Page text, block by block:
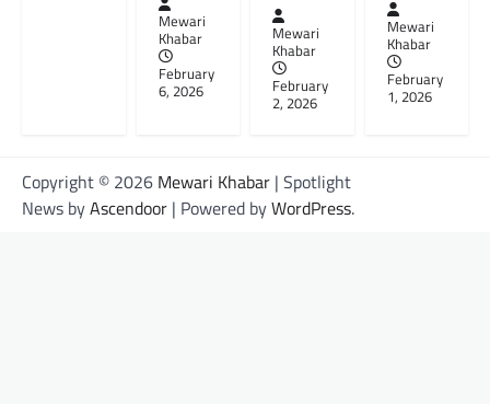
Mewari
Khabar
February
6, 2026
Mewari
Khabar
February
2, 2026
Mewari
Khabar
February
1, 2026
Copyright © 2026 Mewari Khabar | Spotlight
News byAscendoor | Powered byWordPress.